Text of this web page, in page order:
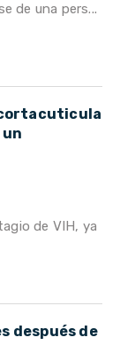
de una pers...
un
de VIH, ya
después de